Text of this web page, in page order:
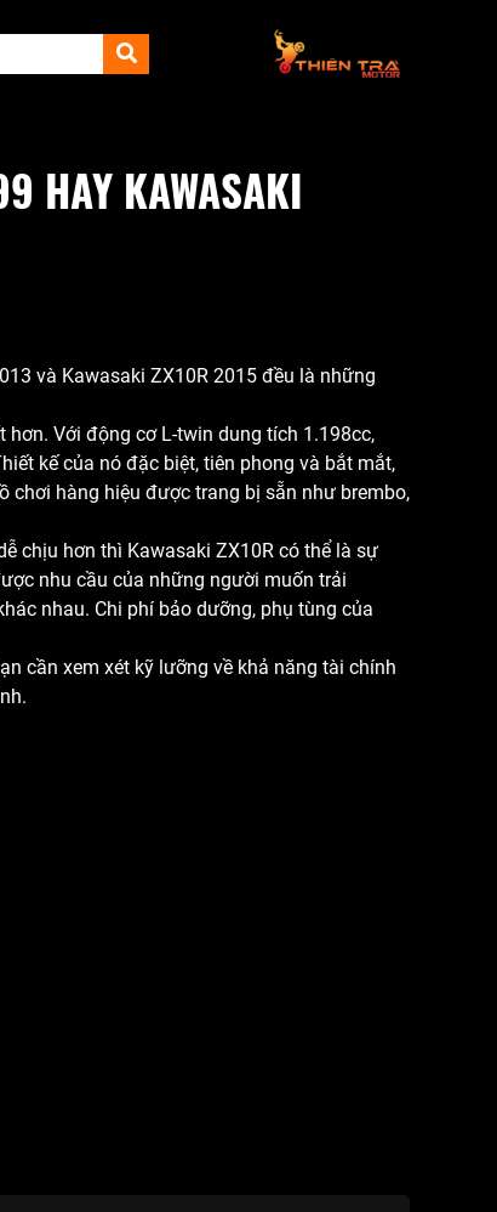
HAY KAWASAKI
và Kawasaki ZX10R 2015 đều là những
Với động cơ L-twin dung tích 1.198cc,
kế của nó đặc biệt, tiên phong và bắt mắt,
chơi hàng hiệu được trang bị sẵn như brembo,
hơn thì Kawasaki ZX10R có thể là sự
nhu cầu của những người muốn trải
nhau. Chi phí bảo dưỡng, phụ tùng của
cần xem xét kỹ lưỡng về khả năng tài chính